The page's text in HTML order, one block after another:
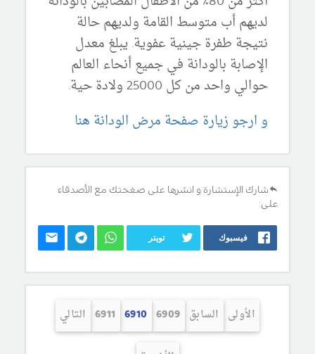
لديهم أب متوسط ​​القامة ولديهم حالة
نتيجة طفرة جينية عفوية. يبلغ معدل
الإصابة بالودانة في جميع أنحاء العالم
حوالي واحد من كل 25000 ولادة حية.
و ارجو زيارة صفحة مرض الودانة هنا
شارك الإستشارة و انشرها على صفحتك مع الأصدقاء
على:
فيسبوك تويتر
الأولى السابق 6909
6910
6911 التالي